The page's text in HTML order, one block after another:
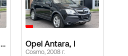
Mitsubishi Outlander, III Рестайлинг 3 Opel Antara, I
Cosmo, 2008 г.